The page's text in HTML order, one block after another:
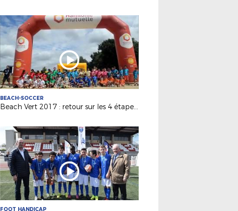
BEACH-SOCCER
Beach Vert 2017 : retour sur les 4 étapes de la 1ère semaine !
FOOT HANDICAP